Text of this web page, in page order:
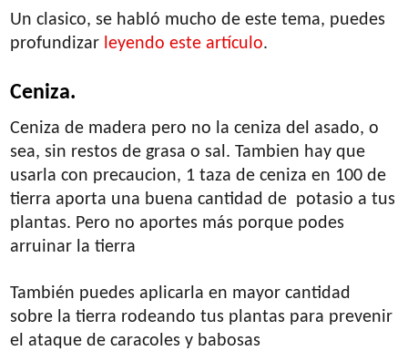
Un clasico, se habló mucho de este tema, puedes
profundizar leyendo este artículo.
Ceniza.
Ceniza de madera pero no la ceniza del asado, o
sea, sin restos de grasa o sal. Tambien hay que
usarla con precaucion, 1 taza de ceniza en 100 de
tierra aporta una buena cantidad de potasio a tus
plantas. Pero no aportes más porque podes
arruinar la tierra
También puedes aplicarla en mayor cantidad
sobre la tierra rodeando tus plantas para prevenir
el ataque de caracoles y babosas